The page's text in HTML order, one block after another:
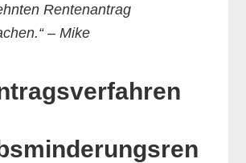
Rentenantrag
– Mike